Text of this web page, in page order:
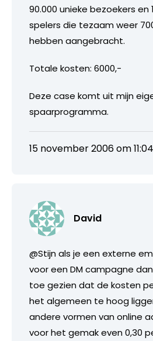
90.000 unieke bezoekers en
spelers die tezaam weer
hebben aangebracht.
Totale kosten: 6000,-
Deze case komt uit mijn
spaarprogramma.
15 november 2006 om 11:04
David
@Stijn als je een externe
voor een DM campagne
toe gezien dat de kosten
het algemeen te hoog
andere vormen van online
voor het gemak even 0,30